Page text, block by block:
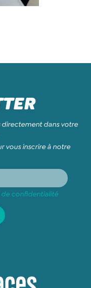
directement dans votre
vous inscrire à notre
de confidentialité